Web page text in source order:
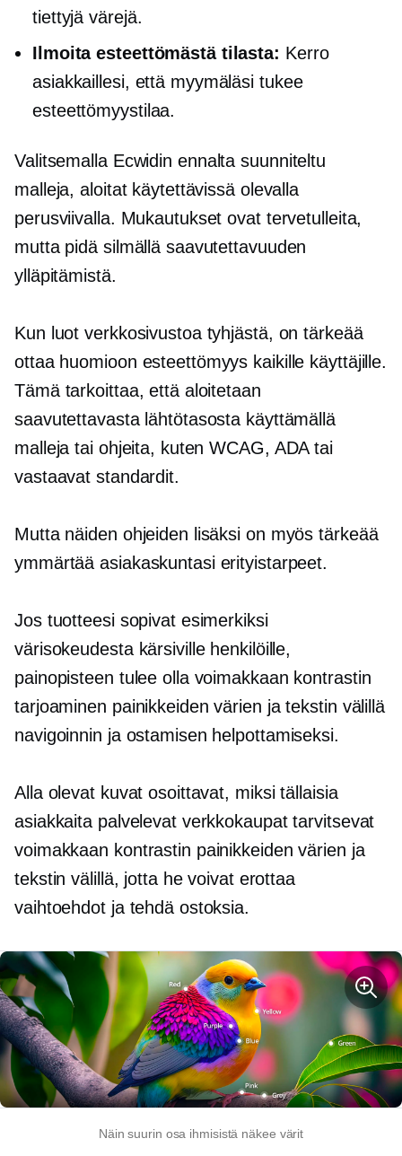
tiettyjä värejä.
Ilmoita esteettömästä tilasta: Kerro
asiakkaillesi, että myymäläsi tukee
esteettömyystilaa.
Valitsemalla Ecwidin ennalta suunniteltu
malleja, aloitat käytettävissä olevalla
perusviivalla. Mukautukset ovat tervetulleita,
mutta pidä silmällä saavutettavuuden
ylläpitämistä.
Kun luot verkkosivustoa tyhjästä, on tärkeää
ottaa huomioon esteettömyys kaikille käyttäjille.
Tämä tarkoittaa, että aloitetaan
saavutettavasta lähtötasosta käyttämällä
malleja tai ohjeita, kuten WCAG, ADA tai
vastaavat standardit.
Mutta näiden ohjeiden lisäksi on myös tärkeää
ymmärtää asiakaskuntasi erityistarpeet.
Jos tuotteesi sopivat esimerkiksi
värisokeudesta kärsiville henkilöille,
painopisteen tulee olla voimakkaan kontrastin
tarjoaminen painikkeiden värien ja tekstin välillä
navigoinnin ja ostamisen helpottamiseksi.
Alla olevat kuvat osoittavat, miksi tällaisia ​​
asiakkaita palvelevat verkkokaupat tarvitsevat
voimakkaan kontrastin painikkeiden värien ja
tekstin välillä, jotta he voivat erottaa
vaihtoehdot ja tehdä ostoksia.
Näin suurin osa ihmisistä näkee värit